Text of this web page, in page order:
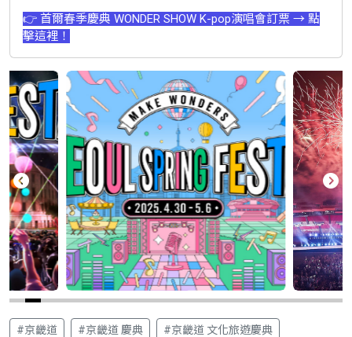
👉 首爾春季慶典 WONDER SHOW K-pop演唱會訂票 → 點
擊這裡！
#京畿道 #京畿道 慶典 #京畿道 文化旅遊慶典